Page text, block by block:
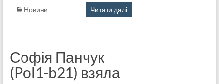
Новини
Читати далі
Софія Панчук
(Pol1-b21) взяла